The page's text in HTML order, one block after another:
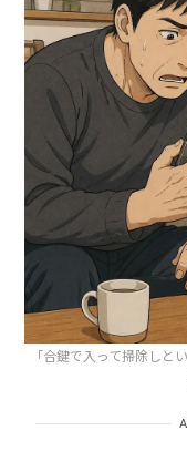
「合鍵で入って掃除し